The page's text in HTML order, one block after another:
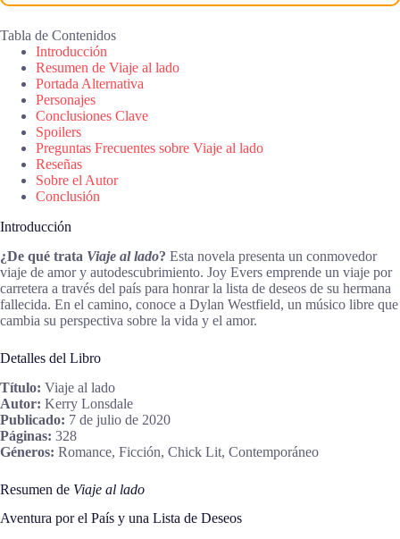
Tabla de Contenidos
Introducción
Resumen de Viaje al lado
Portada Alternativa
Personajes
Conclusiones Clave
Spoilers
Preguntas Frecuentes sobre Viaje al lado
Reseñas
Sobre el Autor
Conclusión
Introducción
¿De qué trata Viaje al lado? Esta novela presenta un conmovedor
viaje de amor y autodescubrimiento. Joy Evers emprende un viaje por
carretera a través del país para honrar la lista de deseos de su hermana
fallecida. En el camino, conoce a Dylan Westfield, un músico libre que
cambia su perspectiva sobre la vida y el amor.
Detalles del Libro
Título: Viaje al lado
Autor: Kerry Lonsdale
Publicado: 7 de julio de 2020
Páginas: 328
Géneros: Romance, Ficción, Chick Lit, Contemporáneo
Resumen de Viaje al lado
Aventura por el País y una Lista de Deseos